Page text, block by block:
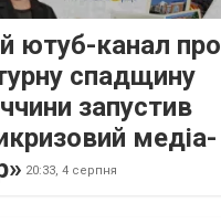
ютуб-канал про
спадщину
запустив
медіа-
20:33, 4 серпня